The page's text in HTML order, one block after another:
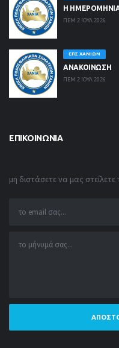
Η
ΠΕΜ 2 ΙΟΥΛ 2026
ΕΠΣ ΧΑΝΊΩΝ
ΑΝΑΚΟΙΝΩΣΗ
ΠΕΜ 2 ΙΟΥΛ 2026
ΕΠΙΚΟΙΝΩΝΊΑ
μη διστάσετε να μας